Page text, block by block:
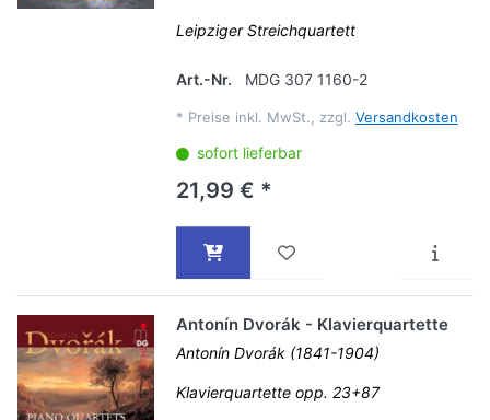
Leipziger Streichquartett
Art.-Nr. MDG 307 1160-2
* Preise inkl. MwSt., zzgl. Versandkosten
sofort lieferbar
21,99 € *
Antonín Dvorák - Klavierquartette
Antonín Dvorák (1841-1904)
Klavierquartette opp. 23+87